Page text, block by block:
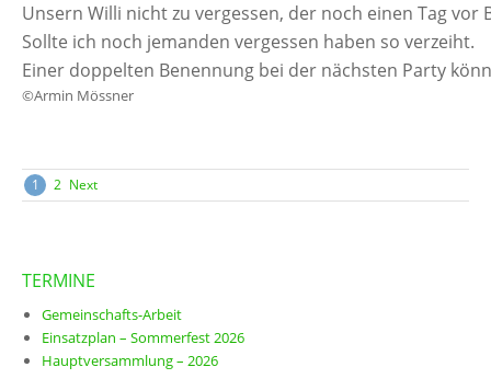
Unsern Willi nicht zu vergessen, der noch einen Tag
Sollte ich noch jemanden vergessen haben so verzeiht.
Einer doppelten Benennung bei der nächsten Party
©Armin Mössner
Posts
1 2 Next
TERMINE
Gemeinschafts-Arbeit
Einsatzplan – Sommerfest 2026
Hauptversammlung – 2026